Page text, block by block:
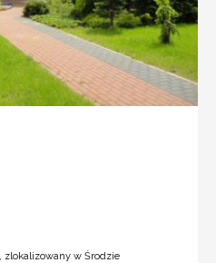
zlokalizowany w Środzie